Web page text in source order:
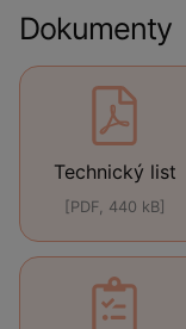
Dokumenty
Technický list
[PDF, 440 kB]